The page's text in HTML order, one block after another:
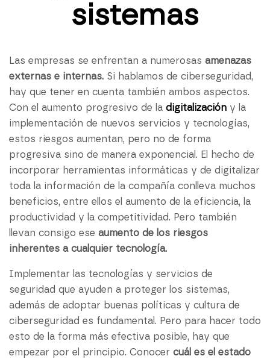
sistemas
Las empresas se enfrentan a numerosas amenazas
externas e internas. Si hablamos de ciberseguridad,
hay que tener en cuenta también ambos aspectos.
Con el aumento progresivo de la digitalización y la
implementación de nuevos servicios y tecnologías,
estos riesgos aumentan, pero no de forma
progresiva sino de manera exponencial. El hecho de
incorporar herramientas informáticas y de digitalizar
toda la información de la compañía conlleva muchos
beneficios, entre ellos el aumento de la eficiencia, la
productividad y la competitividad. Pero también
llevan consigo ese aumento de los riesgos
inherentes a cualquier tecnología.
Implementar las tecnologías y servicios de
seguridad que ayuden a proteger los sistemas,
además de adoptar buenas políticas y cultura de
ciberseguridad es fundamental. Pero para hacer todo
esto de la forma más efectiva posible, hay que
empezar por el principio. Conocer cuál es el estado